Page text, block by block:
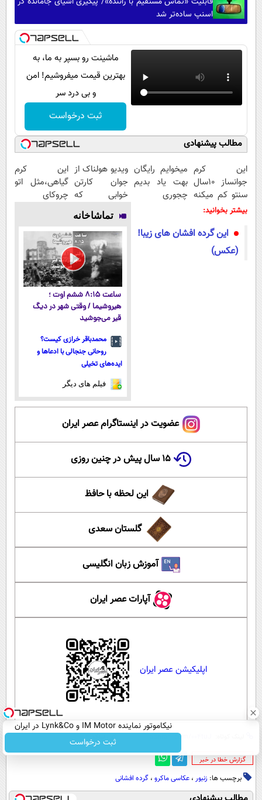
اسنپ ساده‌تر شد
ماشینت رو بسپر به ما، به
بهترین قیمت میفروشیم! امن
و بی درد سر
ثبت درخواست
مطالب پیشنهادی
این کرم
جوانساز 10سال
سنتو کم میکنه
(با تخفیف ویژه)
میخوایم رایگان
بهت یاد بدیم
چجوری
مجانیه
ویدیو هولناک از
جوان کارتن
خوابی که
میلیاردر شد.
آموزش رایگان
این کرم
گیاهی،مثل اتو
چروکای
بیشتر بخوانید:
این گرده افشان های زیبا!
(عکس)
تماشاخانه
ساعت ۸:۱۵ ششم اوت ؛
هیروشیما / وقتی شهر در دیگ
قیر می‌جوشید
محمدباقر خرازی کیست؟
روحانی جنجالی با ادعاها و
ایده‌های تخیلی
فیلم های دیگر
عضویت در اینستاگرام عصر ایران
۱۵ سال پیش در چنین روزی
این لحظه با حافظ
گلستان سعدی
آموزش زبان انگلیسی
آپارات عصر ایران
اپلیکیشن عصر ایران
کپی لینک
‌گزارش خطا در خبر
برچسب ها: زنبور ، عکاسی ماکرو ، گرده افشانی
نیکاموتور نماینده IM Motor و Lynk&Co در ایران
ثبت درخواست